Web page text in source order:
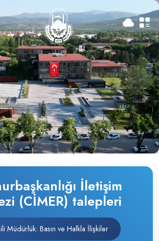
İletişim
(CİMER) talepleri
Müdürlük: Basın ve Halkla İlişkiler